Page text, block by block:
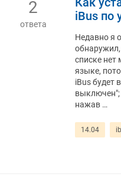
2
ответа
iBus по
Недавно я
обнаружил,
списке нет
языке,
iBus будет
выключен";
нажав …
14.04